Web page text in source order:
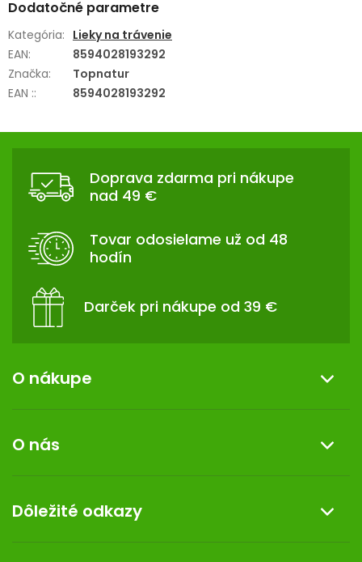
Dodatočné parametre
Kategória: Lieky na trávenie
EAN:
8594028193292
Značka:
Topnatur
EAN :: 8594028193292
Z
Doprava zdarma pri nákupe
nad 49 €
Tovar odosielame už od 48
hodín
Darček pri nákupe od 39 €
O nákupe
Reklamácia a vrátenie tovaru
Doprava a platba
Darček k nákupu
O nás
Kontakt
Dermocentrum
Dôležité odkazy